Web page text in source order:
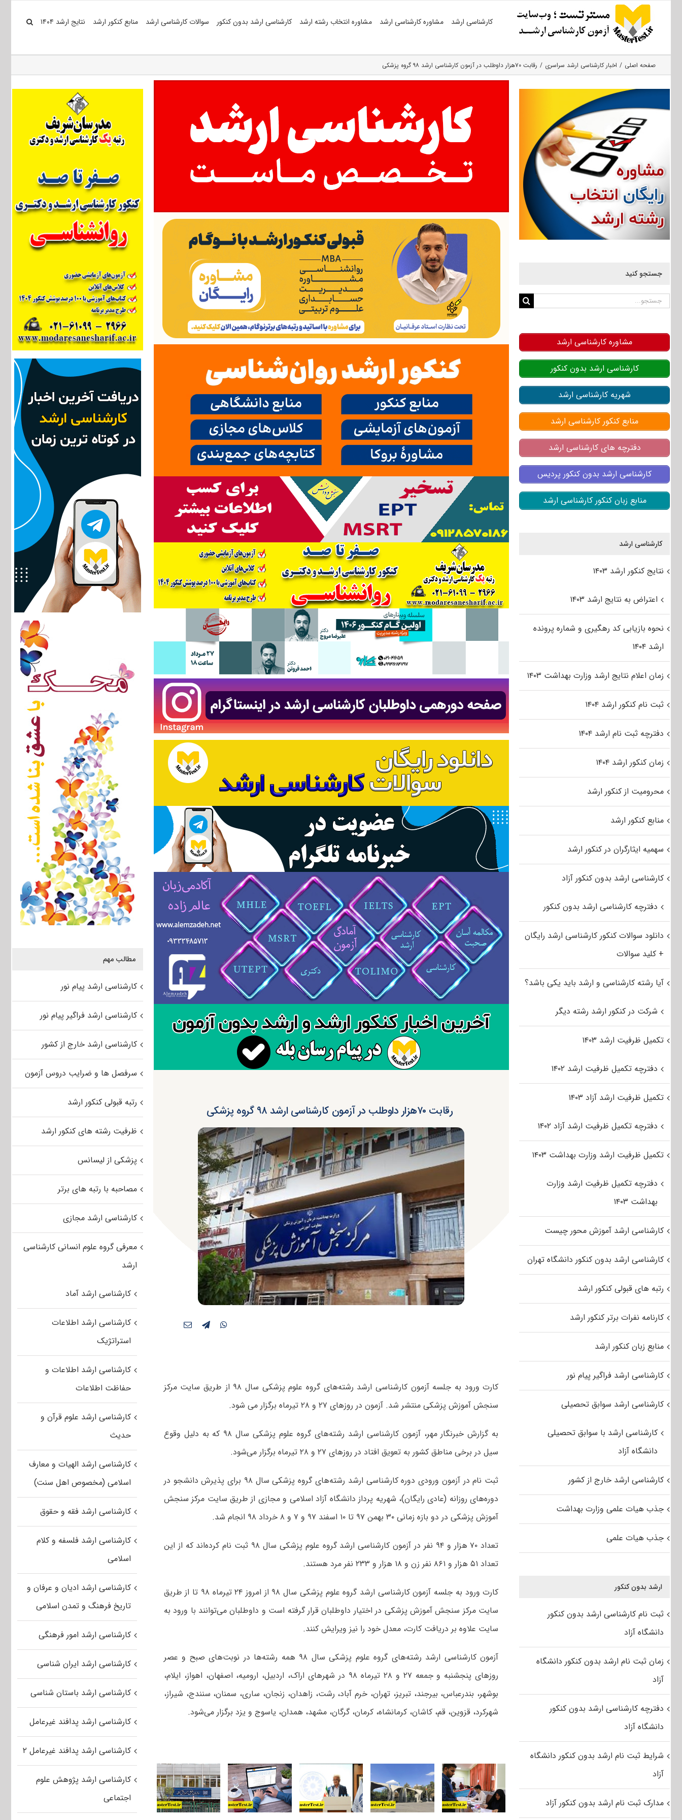
کارشناسی ارشد مشاوره کارشناسی ارشد مشاوره انتخاب رشته ارشد کارشناسی ارشد بدون کنکور سوالات کارشناسی ارشد منابع کنکور ارشد نتایج ارشد ۱۴۰۴
صفحه اصلی اخبار کارشناسی ارشد سراسری رقابت ۷۰هزار داوطلب در آزمون کارشناسی ارشد ۹۸ گروه پزشکی
رقابت ۷۰هزار داوطلب در آزمون کارشناسی ارشد ۹۸ گروه پزشکی
کارت ورود به جلسه آزمون کارشناسی ارشد رشته‌های گروه علوم پزشکی سال ۹۸ از طریق سایت مرکز
سنجش آموزش پزشکی منتشر شد. آزمون در روزهای ۲۷ و ۲۸ تیرماه برگزار می شود.
به گزارش خبرنگار مهر، آزمون کارشناسی ارشد رشته‌های گروه علوم پزشکی سال ۹۸ که به دلیل وقوع
سیل در برخی مناطق کشور به تعویق افتاد در روزهای ۲۷ و ۲۸ تیرماه برگزار می‌شود.
ثبت نام در آزمون ورودی دوره کارشناسی ارشد رشته‌های گروه پزشکی سال ۹۸ برای پذیرش دانشجو در
دوره‌های روزانه (عادی رایگان)، شهریه پرداز دانشگاه آزاد اسلامی و مجازی از طریق سایت مرکز سنجش
آموزش پزشکی در دو بازه زمانی ۳۰ بهمن ۹۷ تا ۱۰ اسفند ۹۷ و ۷ و ۸ خرداد ۹۸ انجام شد.
تعداد ۷۰ هزار و ۹۴ نفر در آزمون کارشناسی ارشد گروه علوم پزشکی سال ۹۸ ثبت نام کرده‌اند که از این
تعداد ۵۱ هزار و ۸۶۱ نفر زن و ۱۸ هزار و ۲۳۳ نفر مرد هستند.
کارت ورود به جلسه آزمون کارشناسی ارشد گروه علوم پزشکی سال ۹۸ از امروز ۲۴ تیرماه ۹۸ تا از طریق
سایت مرکز سنجش آموزش پزشکی در اختیار داوطلبان قرار گرفته است و داوطلبان می‌توانند با ورود به
سایت علاوه بر دریافت کارت، معدل خود را نیز ویرایش کنند.
آزمون کارشناسی ارشد رشته‌های گروه علوم پزشکی سال ۹۸ همه رشته‌ها در نوبت‌های صبح و عصر
روزهای پنجشنبه و جمعه ۲۷ و ۲۸ تیرماه ۹۸ در شهرهای اراک، اردبیل، ارومیه، اصفهان، اهواز، ایلام،
بوشهر، بندرعباس، بیرجند، تبریز، تهران، خرم آباد، رشت، زاهدان، زنجان، ساری، سمنان، سنندج، شیراز،
شهرکرد، قزوین، قم، کاشان، کرمانشاه، کرمان، گرگان، مشهد، همدان، یاسوج و یزد برگزار می‌شود.
مطالب مهم
کارشناسی ارشد پیام نور
کارشناسی ارشد فراگیر پیام نور
کارشناسی ارشد خارج از کشور
سرفصل ها و ضرایب دروس آزمون
رتبه قبولی کنکور ارشد
ظرفیت رشته های کنکور ارشد
پزشکی از لیسانس
مصاحبه با رتبه های برتر
کارشناسی ارشد مجازی
معرفی گروه علوم انسانی کارشناسی
ارشد
کارشناسی ارشد آماد
کارشناسی ارشد اطلاعات
استراتژیک
کارشناسی ارشد اطلاعات و
حفاظت اطلاعات
کارشناسی ارشد علوم قرآن و
حدیث
کارشناسی ارشد الهیات و معارف
اسلامی (مخصوص اهل سنت)
کارشناسی ارشد فقه و حقوق
کارشناسی ارشد فلسفه و کلام
اسلامی
کارشناسی ارشد ادیان و عرفان و
تاریخ فرهنگ و تمدن اسلامی
کارشناسی ارشد امور فرهنگی
کارشناسی ارشد ایران شناسی
کارشناسی ارشد باستان شناسی
کارشناسی ارشد پدافند غیرعامل
کارشناسی ارشد پدافند غیرعامل ۲
کارشناسی ارشد پژوهش علوم
اجتماعی
جستجو کنید
جستجو
مشاوره کارشناسی ارشد
کارشناسی ارشد بدون کنکور
شهریه کارشناسی ارشد
منابع کنکور کارشناسی ارشد
دفترچه های کارشناسی ارشد
کارشناسی ارشد بدون کنکور پردیس
منابع زبان کنکور کارشناسی ارشد
کارشناسی ارشد
نتایج کنکور ارشد ۱۴۰۳
اعتراض به نتایج ارشد ۱۴۰۳
نحوه بازیابی کد رهگیری و شماره پرونده
ارشد ۱۴۰۴
زمان اعلام نتایج ارشد وزارت بهداشت ۱۴۰۳
ثبت نام کنکور ارشد ۱۴۰۴
دفترچه ثبت نام ارشد ۱۴۰۴
زمان کنکور ارشد ۱۴۰۴
محرومیت از کنکور ارشد
منابع کنکور ارشد
سهمیه ایثارگران در کنکور ارشد
کارشناسی ارشد بدون کنکور آزاد
دفترچه کارشناسی ارشد بدون کنکور
دانلود سوالات کنکور کارشناسی ارشد رایگان
+ کلید سوالات
آیا رشته کارشناسی و ارشد باید یکی باشد؟
شرکت در کنکور ارشد رشته دیگر
تکمیل ظرفیت ارشد ۱۴۰۳
دفترچه تکمیل ظرفیت ارشد ۱۴۰۲
تکمیل ظرفیت ارشد آزاد ۱۴۰۳
دفترچه تکمیل ظرفیت ارشد آزاد ۱۴۰۲
تکمیل ظرفیت ارشد وزارت بهداشت ۱۴۰۳
دفترچه تکمیل ظرفیت ارشد وزارت
بهداشت ۱۴۰۳
کارشناسی ارشد آموزش محور چیست
کارشناسی ارشد بدون کنکور دانشگاه تهران
رتبه های قبولی کنکور ارشد
کارنامه نفرات برتر کنکور ارشد
منابع زبان کنکور ارشد
کارشناسی ارشد فراگیر پیام نور
کارشناسی ارشد سوابق تحصیلی
کارشناسی ارشد با سوابق تحصیلی
دانشگاه آزاد
کارشناسی ارشد خارج از کشور
جذب هیات علمی وزارت بهداشت
جذب هیات علمی
ارشد بدون کنکور
ثبت نام کارشناسی ارشد بدون کنکور
دانشگاه آزاد
زمان ثبت نام ارشد بدون کنکور دانشگاه
آزاد
دفترچه کارشناسی ارشد بدون کنکور
دانشگاه آزاد
شرایط ثبت نام ارشد بدون کنکور دانشگاه
آزاد
مدارک ثبت نام ارشد بدون کنکور آزاد